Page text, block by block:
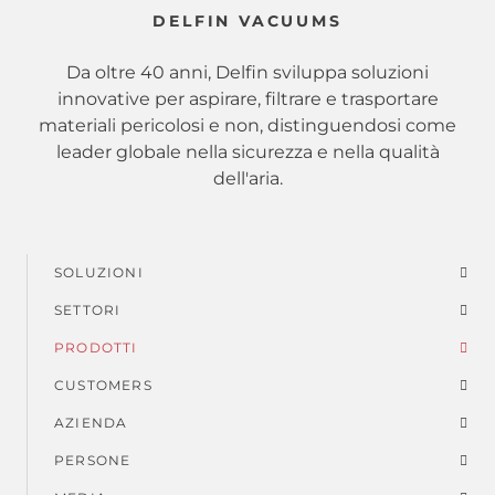
DELFIN VACUUMS
Da oltre 40 anni, Delfin sviluppa soluzioni
innovative per aspirare, filtrare e trasportare
materiali pericolosi e non, distinguendosi come
leader globale nella sicurezza e nella qualità
dell'aria.
Menu
di
piè
di
pagina
SOLUZIONI
SETTORI
PRODOTTI
CUSTOMERS
AZIENDA
PERSONE